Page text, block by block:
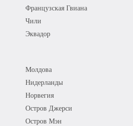
Французская Гвиана
Чили
Эквадор
Молдова
Нидерланды
Норвегия
Остров Джерси
Остров Мэн